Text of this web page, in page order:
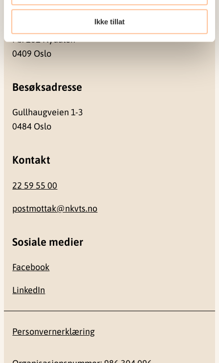
Ikke tillat
Postadresse
Pb. 181 Nydalen
0409 Oslo
Besøksadresse
Gullhaugveien 1-3
0484 Oslo
Kontakt
22 59 55 00
postmottak@nkvts.no
Sosiale medier
Facebook
LinkedIn
Personvernerklæring